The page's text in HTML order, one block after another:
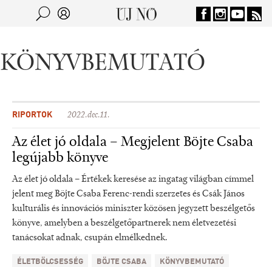
Jump to navigation
KÖNYVBEMUTATÓ
RIPORTOK 2022.dec.11.
Az élet jó oldala – Megjelent Böjte Csaba
legújabb könyve
Az élet jó oldala – Értékek keresése az ingatag világban címmel
jelent meg Böjte Csaba Ferenc-rendi szerzetes és Csák János
kulturális és innovációs miniszter közösen jegyzett beszélgetős
könyve, amelyben a beszélgetőpartnerek nem életvezetési
tanácsokat adnak, csupán elmélkednek.
ÉLETBÖLCSESSÉG BÖJTE CSABA KÖNYVBEMUTATÓ